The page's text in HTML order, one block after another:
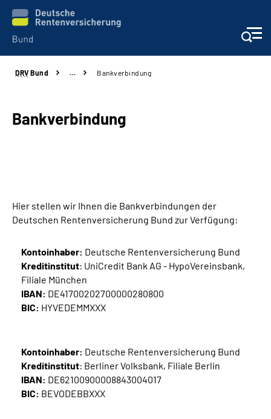
Beratung & Kontakt
Reha-Zentren
Über uns
Online-Services
Inhalte in Gebärdensprache (DGS)
Leichte Sprache
Mein Kundenportal
DRV Bund … Bankverbindung
Bankverbindung
Hier stellen wir Ihnen die Bankverbindungen der
Deutschen Rentenversicherung Bund zur Verfügung:
Kontoinhaber: Deutsche Rentenversicherung Bund
Kreditinstitut: UniCredit Bank AG - HypoVereinsbank,
Filiale München
IBAN: DE41700202700000280800
BIC: HYVEDEMMXXX
Kontoinhaber: Deutsche Rentenversicherung Bund
Kreditinstitut: Berliner Volksbank, Filiale Berlin
IBAN: DE62100900008843004017
BIC: BEVODEBBXXX